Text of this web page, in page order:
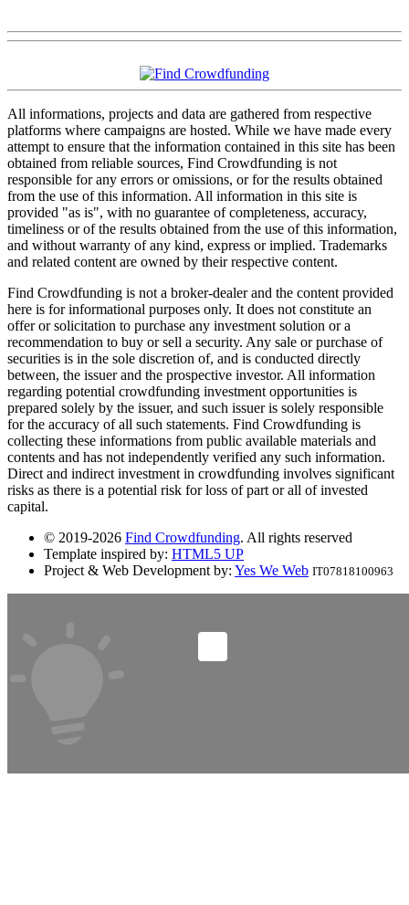
All informations, projects and data are gathered from respective
platforms where campaigns are hosted. While we have made every
attempt to ensure that the information contained in this site has been
obtained from reliable sources, Find Crowdfunding is not
responsible for any errors or omissions, or for the results obtained
from the use of this information. All information in this site is
provided "as is", with no guarantee of completeness, accuracy,
timeliness or of the results obtained from the use of this information,
and without warranty of any kind, express or implied. Trademarks
and related content are owned by their respective content.
Find Crowdfunding is not a broker-dealer and the content provided
here is for informational purposes only. It does not constitute an
offer or solicitation to purchase any investment solution or a
recommendation to buy or sell a security. Any sale or purchase of
securities is in the sole discretion of, and is conducted directly
between, the issuer and the prospective investor. All information
regarding potential crowdfunding investment opportunities is
prepared solely by the issuer, and such issuer is solely responsible
for the accuracy of all such statements. Find Crowdfunding is
collecting these informations from public available materials and
contents and has not independently verified any such information.
Direct and indirect investment in crowdfunding involves significant
risks as there is a potential risk for loss of part or all of invested
capital.
© 2019-2026 Find Crowdfunding. All rights reserved
Template inspired by: HTML5 UP
Project & Web Development by: Yes We Web IT07818100963